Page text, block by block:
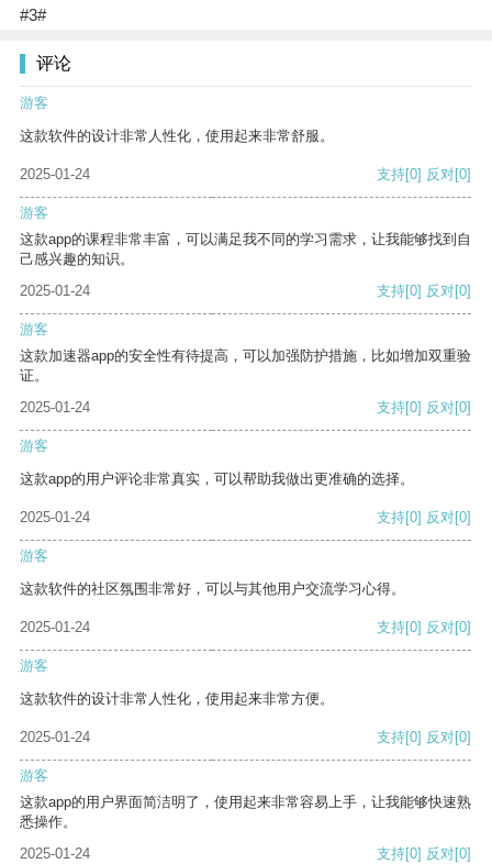
#3#
评论
游客
这款软件的设计非常人性化，使用起来非常舒服。
2025-01-24 支持[0] 反对[0]
游客
这款app的课程非常丰富，可以满足我不同的学习需求，让我能够找到自
己感兴趣的知识。
2025-01-24
支持[0] 反对[0]
游客
这款加速器app的安全性有待提高，可以加强防护措施，比如增加双重验
证。
2025-01-24
支持[0] 反对[0]
游客
这款app的用户评论非常真实，可以帮助我做出更准确的选择。
2025-01-24 支持[0] 反对[0]
游客
这款软件的社区氛围非常好，可以与其他用户交流学习心得。
2025-01-24 支持[0] 反对[0]
游客
这款软件的设计非常人性化，使用起来非常方便。
2025-01-24 支持[0] 反对[0]
游客
这款app的用户界面简洁明了，使用起来非常容易上手，让我能够快速熟
悉操作。
2025-01-24
支持[0] 反对[0]